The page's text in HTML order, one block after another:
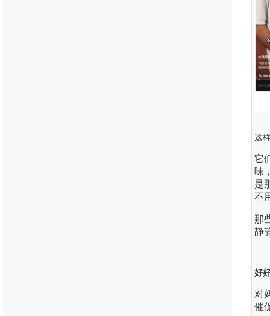
这
它
味
是
不
那
静
好
对
催